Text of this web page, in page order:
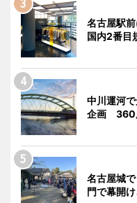
名古屋駅
国内2番目
中川運河
企画 360
名古屋城
門で幕開